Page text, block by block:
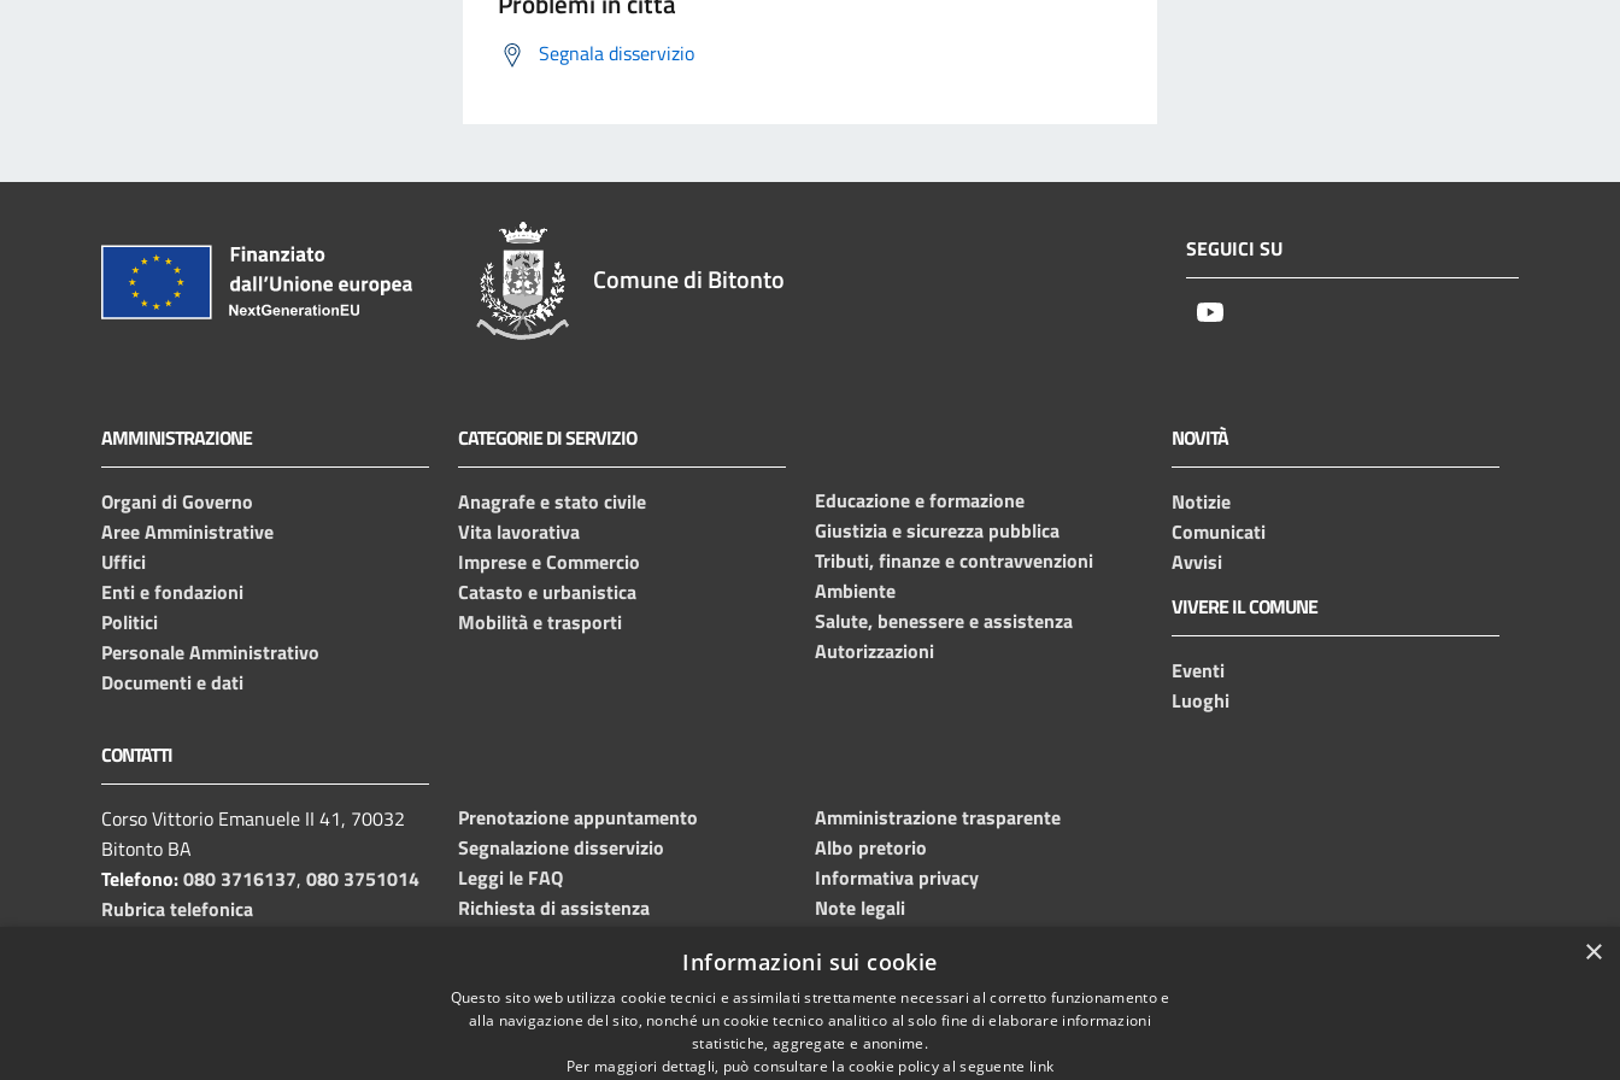
Segnala disservizio
Comune di Bitonto
SEGUICI SU
AMMINISTRAZIONE
Organi di Governo
Aree Amministrative
Uffici
Enti e fondazioni
Politici
Personale Amministrativo
Documenti e dati
CATEGORIE DI SERVIZIO
Anagrafe e stato civile
Vita lavorativa
Imprese e Commercio
Catasto e urbanistica
Mobilità e trasporti
Educazione e formazione
Giustizia e sicurezza pubblica
Tributi, finanze e contravvenzioni
Ambiente
Salute, benessere e assistenza
Autorizzazioni
NOVITÀ
Notizie
Comunicati
Avvisi
VIVERE IL COMUNE
Eventi
Luoghi
CONTATTI
Corso Vittorio Emanuele II 41, 70032
Bitonto BA
Telefono:080 3716137, 080 3751014
Rubrica telefonica
protocollo.comunebitonto@pec.rupar.puglia.it
Prenotazione appuntamento
Segnalazione disservizio
Leggi le FAQ
Richiesta di assistenza
Amministrazione trasparente
Albo pretorio
Informativa privacy
Note legali
Meccanismo di feedback
×
Informazioni sui cookie
Questo sito web utilizza cookie tecnici e assimilati strettamente necessari al corretto funzionamento e
alla navigazione del sito, nonché un cookie tecnico analitico al solo fine di elaborare informazioni
statistiche, aggregate e anonime.
Per maggiori dettagli, può consultare la cookie policy al seguente link